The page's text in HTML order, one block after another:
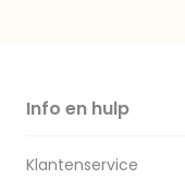
Info en hulp
Klantenservice